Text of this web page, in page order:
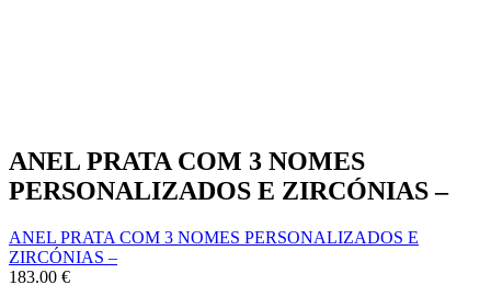
ANEL PRATA COM 3 NOMES
PERSONALIZADOS E ZIRCÓNIAS –
ANEL PRATA COM 3 NOMES PERSONALIZADOS E
ZIRCÓNIAS –
183.00 €